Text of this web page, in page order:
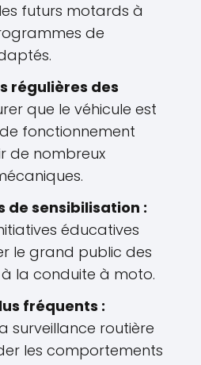
futurs motards à
de
régulières des
que le véhicule est
fonctionnement
de nombreux
de sensibilisation :
éducatives
le grand public des
la conduite à moto.
fréquents :
surveillance routière
les comportements